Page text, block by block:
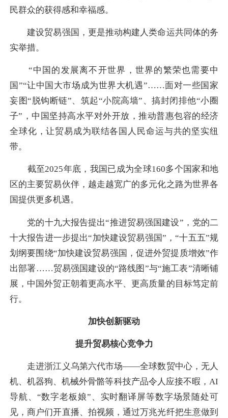
民群众的获得感和幸福感。
建设贸易强国，更是推动构建人类命运共同体的务
实举措。
“中国的发展离不开世界，世界的繁荣也需要中
国”“让中国大市场成为世界大机遇”……面对一些国家
妄图“脱钩断链”、筑起“小院高墙”、搞封闭排他“小圈
子”，中国坚持高水平对外开放，推动普惠包容的经济
全球化，让贸易成为联结各国人民命运与共的坚实纽
带。
截至2025年底，我国已成为全球160多个国家和地
区的主要贸易伙伴，越走越宽广的多元化之路为世界各
国提供更多机遇。
党的十九大报告提出“推进贸易强国建设”，党的二
十大报告进一步提出“加快建设贸易强国”，“十五五”规
划纲要围绕“加快建设贸易强国，促进外贸提质增效”作
出部署……贸易强国建设的“路线图”与“施工表”清晰铺
展，中国外贸正朝着更高水平、更高质量的目标笃定前
行。
加快创新驱动
提升贸易核心竞争力
走进浙江义乌第六代市场——全球数贸中心，无人
机、机器狗、机械外骨骼等科技产品令人应接不暇，AI
导航、“数字老板娘”、实时翻译屏等数字场景随处可
见，商户们开直播、拍视频，通过万兆光纤把生意做到